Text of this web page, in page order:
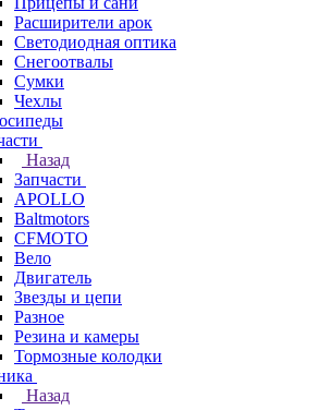
Расширители арок
Светодиодная оптика
Снегоотвалы
Сумки
Чехлы
Назад
Запчасти
APOLLO
Baltmotors
CFMOTO
Вело
Двигатель
Звезды и цепи
Разное
Резина и камеры
Тормозные колодки
Назад